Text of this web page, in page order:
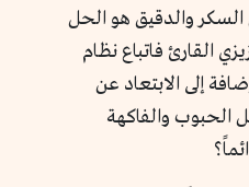
والدقيق هو الحل
القارئ فاتباع نظام
إلى الابتعاد عن
الحبوب والفاكهة